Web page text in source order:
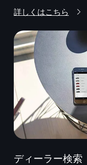
詳しくはこちら
ディーラー検索